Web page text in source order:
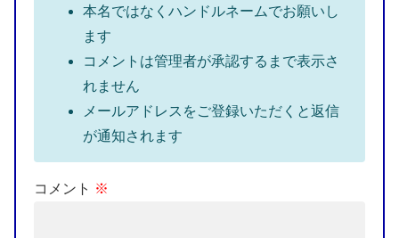
本名ではなくハンドルネームでお願いし
ます
コメントは管理者が承認するまで表示さ
れません
メールアドレスをご登録いただくと返信
が通知されます
コメント ※